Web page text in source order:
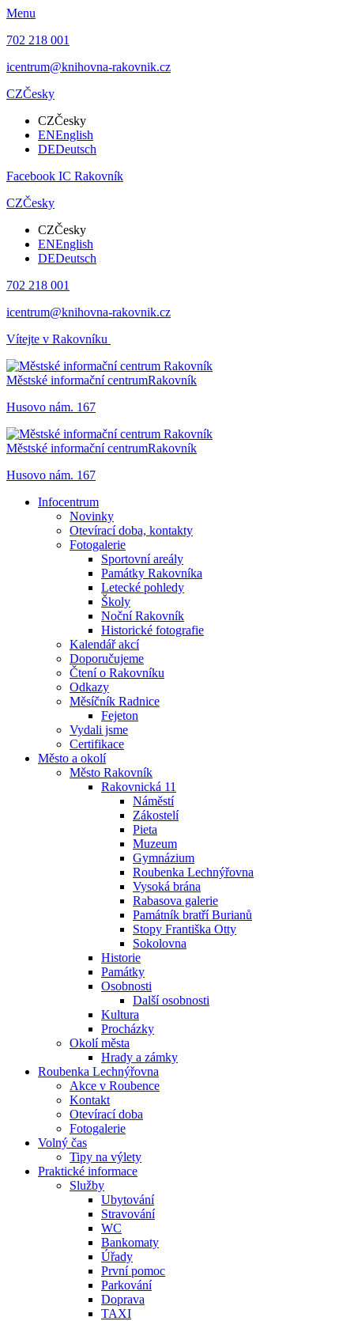
Menu
702 218 001
icentrum@knihovna-rakovnik.cz
CZČesky
CZČesky
ENEnglish
DEDeutsch
Facebook IC Rakovník
CZČesky
CZČesky
ENEnglish
DEDeutsch
702 218 001
icentrum@knihovna-rakovnik.cz
Vítejte v Rakovníku
Městské informační centrumRakovník
Husovo nám. 167
Městské informační centrumRakovník
Husovo nám. 167
Infocentrum
Novinky
Otevírací doba, kontakty
Fotogalerie
Sportovní areály
Památky Rakovníka
Letecké pohledy
Školy
Noční Rakovník
Historické fotografie
Kalendář akcí
Doporučujeme
Čtení o Rakovníku
Odkazy
Měsíčník Radnice
Fejeton
Vydali jsme
Certifikace
Město a okolí
Město Rakovník
Rakovnická 11
Náměstí
Zákostelí
Pieta
Muzeum
Gymnázium
Roubenka Lechnýřovna
Vysoká brána
Rabasova galerie
Památník bratří Burianů
Stopy Františka Otty
Sokolovna
Historie
Památky
Osobnosti
Další osobnosti
Kultura
Procházky
Okolí města
Hrady a zámky
Roubenka Lechnýřovna
Akce v Roubence
Kontakt
Otevírací doba
Fotogalerie
Volný čas
Tipy na výlety
Praktické informace
Služby
Ubytování
Stravování
WC
Bankomaty
Úřady
První pomoc
Parkování
Doprava
TAXI